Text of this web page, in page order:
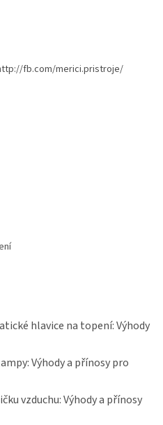
y
v
fb.com/merici.pristroje/
hlavice na topení: Výhody
Výhody a přínosy pro
vzduchu: Výhody a přínosy